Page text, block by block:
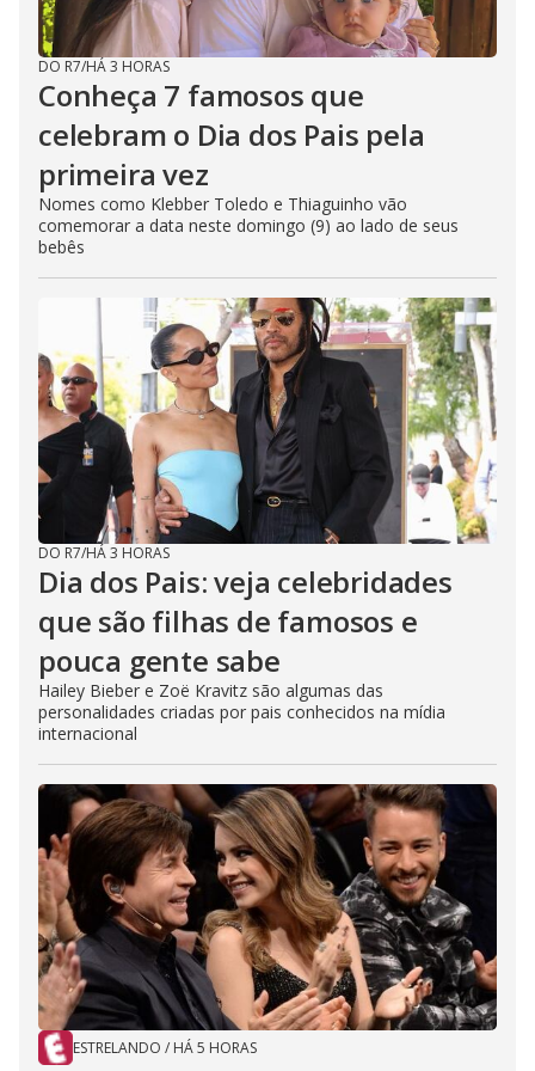
e
o
DO R7/HÁ 3 HORAS
Conheça 7 famosos que
celebram o Dia dos Pais pela
primeira vez
Nomes como Klebber Toledo e Thiaguinho vão
comemorar a data neste domingo (9) ao lado de seus
bebês
DO R7/HÁ 3 HORAS
Dia dos Pais: veja celebridades
que são filhas de famosos e
pouca gente sabe
Hailey Bieber e Zoë Kravitz são algumas das
personalidades criadas por pais conhecidos na mídia
internacional
ESTRELANDO / HÁ 5 HORAS